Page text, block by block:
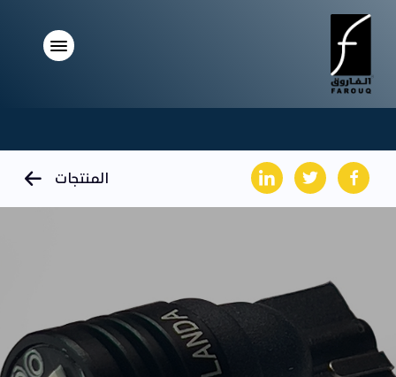
المنتجات